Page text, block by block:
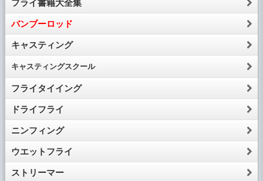
フライ書籍大全集
バンブーロッド
キャスティング
キャスティングスクール
フライタイイング
ドライフライ
ニンフィング
ウエットフライ
ストリーマー